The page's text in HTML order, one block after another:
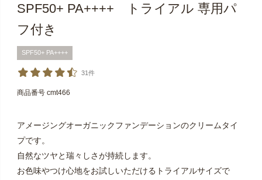
SPF50+ PA++++ トライアル 専用パ
フ付き
SPF50+ PA++++
31件
商品番号 cmt466
アメージングオーガニックファンデーションのクリームタイ
プです。
自然なツヤと瑞々しさが持続します。
お色味やつけ心地をお試しいただけるトライアルサイズで